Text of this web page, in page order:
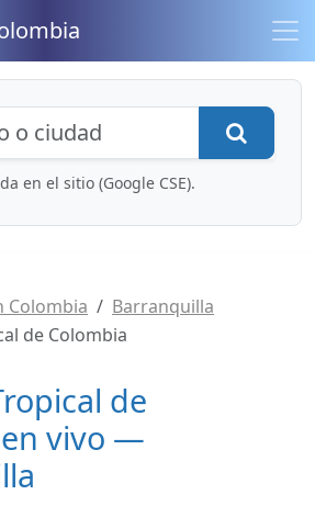
de radios y contenidos
en el sitio (Google CSE).
Colombia
Barranquilla
de Colombia
de
vivo —